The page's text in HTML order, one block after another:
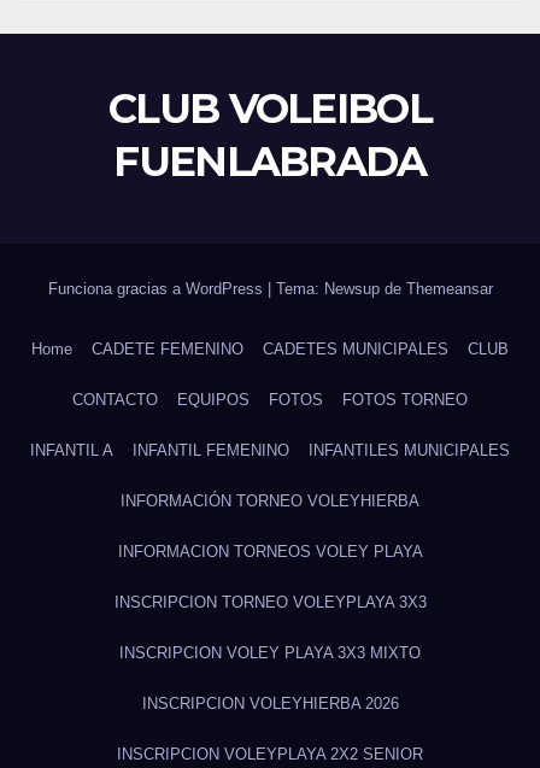
CLUB VOLEIBOL
FUENLABRADA
Funciona gracias a WordPress Tema: Newsup de Themeansar
Home CADETE FEMENINO CADETES MUNICIPALES CLUB
CONTACTO EQUIPOS FOTOS FOTOS TORNEO
INFANTIL A INFANTIL FEMENINO INFANTILES MUNICIPALES
INFORMACIÓN TORNEO VOLEYHIERBA
INFORMACION TORNEOS VOLEY PLAYA
INSCRIPCION TORNEO VOLEYPLAYA 3X3
INSCRIPCION VOLEY PLAYA 3X3 MIXTO
INSCRIPCION VOLEYHIERBA 2026
INSCRIPCION VOLEYPLAYA 2X2 SENIOR